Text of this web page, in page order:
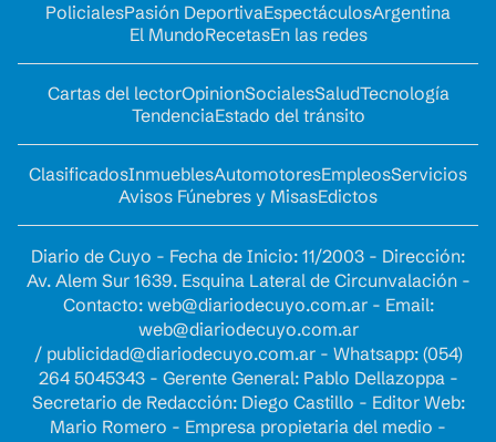
PolicialesPasión DeportivaEspectáculosArgentina
El MundoRecetasEn las redes
Cartas del lectorOpinionSocialesSaludTecnología
TendenciaEstado del tránsito
ClasificadosInmueblesAutomotoresEmpleosServicios
Avisos Fúnebres y MisasEdictos
Diario de Cuyo - Fecha de Inicio: 11/2003 - Dirección:
Av. Alem Sur 1639. Esquina Lateral de Circunvalación -
Contacto: web@diariodecuyo.com.ar- Email:
web@diariodecuyo.com.ar
/ publicidad@diariodecuyo.com.ar- Whatsapp: (054)
264 5045343 - Gerente General: Pablo Dellazoppa -
Secretario de Redacción: Diego Castillo - Editor Web:
Mario Romero - Empresa propietaria del medio -